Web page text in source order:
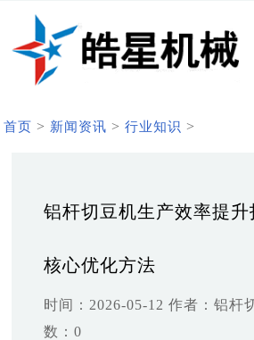
首页 > 新闻资讯 >行业知识 >
铝杆切豆机生产效率提升
核心优化方法
时间：2026-05-12 作者：铝杆
数：0